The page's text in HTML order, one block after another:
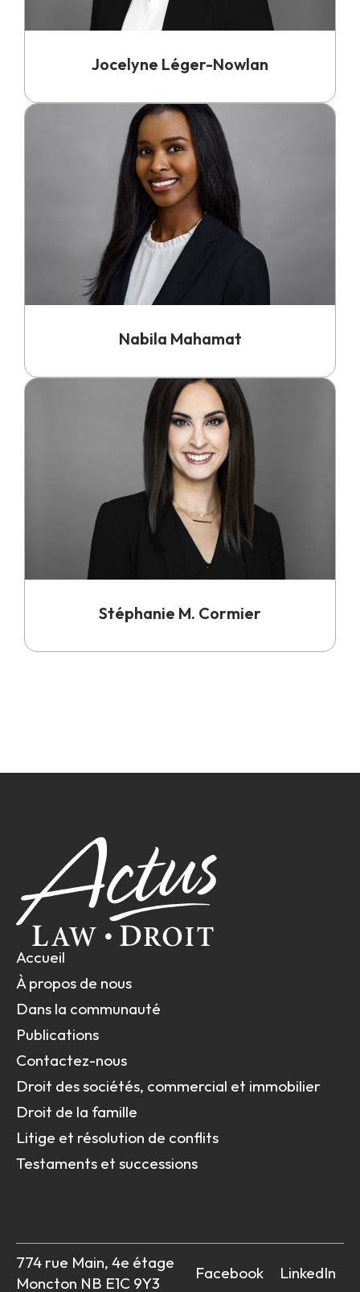
Jocelyne Léger-Nowlan
Nabila Mahamat
Stéphanie M. Cormier
Accueil
À propos de nous
Dans la communauté
Publications
Contactez-nous
Droit des sociétés, commercial et immobilier
Droit de la famille
Litige et résolution de conflits
Testaments et successions
774 rue Main, 4e étage
Moncton NB E1C 9Y3
Facebook LinkedIn